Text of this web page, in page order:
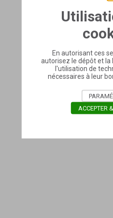
En autorisant ces
autorisez le dépôt et la
l'utilisation de
nécessaires à leur
ACCEPTER